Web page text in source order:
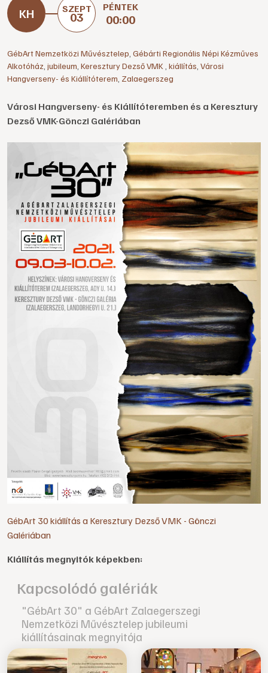
SZEPT
03
PÉNTEK
00:00
GébArt Nemzetközi Művésztelep Gébárti Regionális Népi Kézműves
Alkotóház jubileum Keresztury Dezső VMK kiállítás Városi
Hangverseny- és Kiállítóterem Zalaegerszeg
Városi Hangverseny- és Kiállítóteremben és a Keresztury
Dezső VMK-Gönczi Galériában
GébArt 30 kiállítás a Keresztury Dezső VMK - Gönczi
Galériában
Kiállítás megnyitók képekben:
Kapcsolódó galériák
"GébArt 30" a GébArt Zalaegerszegi
Nemzetközi Művésztelep jubileumi
kiállításainak megnyitója